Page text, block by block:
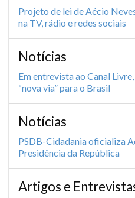
Projeto de lei de Aécio
na TV, rádio e redes sociais
Notícias
Em entrevista ao Canal
“nova via” para o Brasil
Notícias
PSDB-Cidadania oficializa
Presidência da República
Artigos e